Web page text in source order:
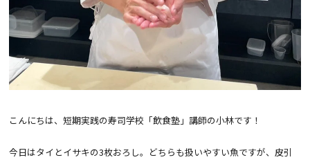
こんにちは、短期実践の寿司学校「飲食塾」 講師の小林です！
今日はタイとイサキの3枚おろし。どちらも扱いやすい魚ですが、皮引